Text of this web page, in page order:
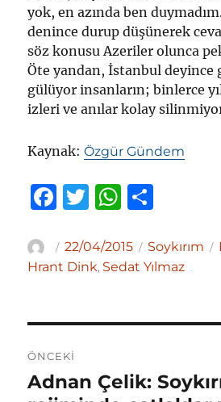
yok, en azında ben
denince durup düşünerek
söz konusu Azeriler olunca
Öte yandan, İstanbul deyince
gülüyor insanların; binlerce
izleri ve anılar kolay
Kaynak:Özgür Gündem
F
c
e
o
o
k
T
it
te
W
at
s
p
ar
e
Yazar
Yayın
tarihi
22/04/2015 Kategoriler
Soykırım
Hrant Dink, Sedat Yılmaz
gezinmesi
ÖNCEKI
Önceki
yazı:
Adnan Çelik: